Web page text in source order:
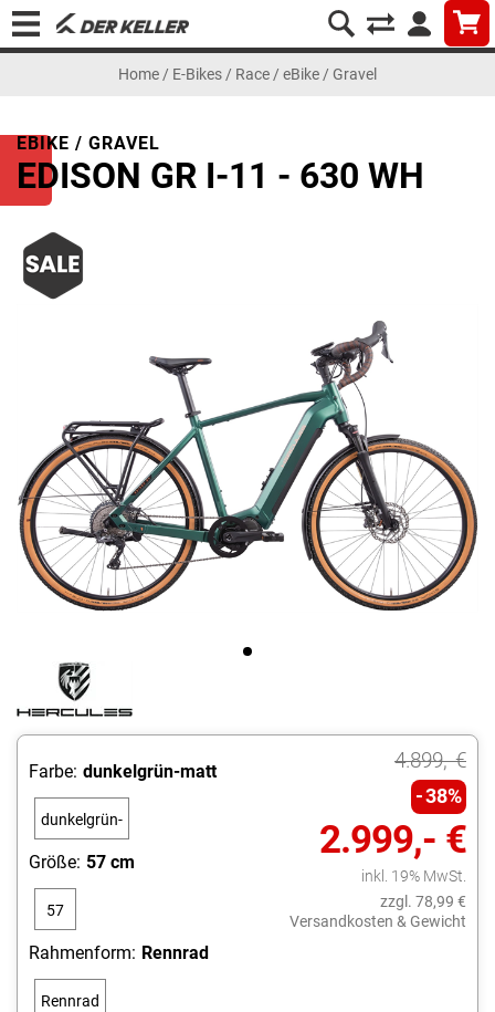
Home / E-Bikes / Race / eBike / Gravel
EBIKE / GRAVEL
EDISON GR I-11 - 630 WH
4.899,- €
38%
2.999,- €
inkl. 19% MwSt.
zzgl. 78,99 €
Versandkosten & Gewicht
Farbe: dunkelgrün-matt
dunkelgrün-
Größe: 57 cm
57
Rahmenform: Rennrad
Rennrad